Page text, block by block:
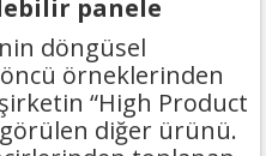
panele
döngüsel
öncü örneklerinden
“High Product
diğer ürünü.